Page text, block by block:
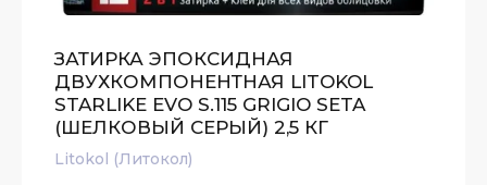
ЗАТИРКА ЭПОКСИДНАЯ
ДВУХКОМПОНЕНТНАЯ LITOKOL
STARLIKE EVO S.115 GRIGIO SETA
(ШЕЛКОВЫЙ СЕРЫЙ) 2,5 КГ
Litokol (Литокол)